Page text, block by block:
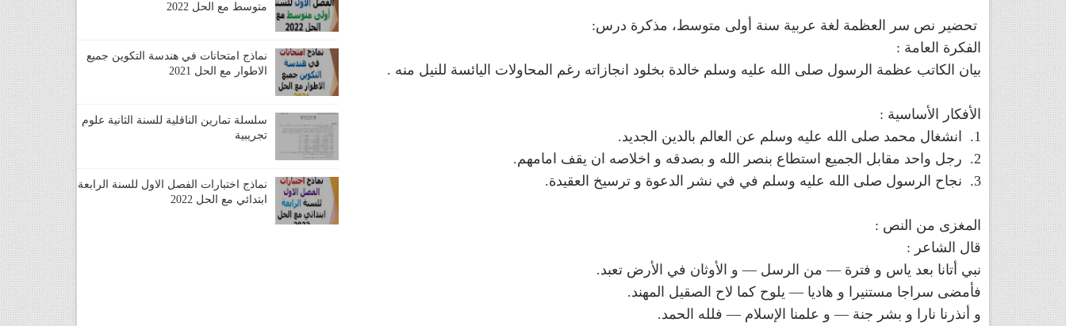
تحضير نص سر العظمة لغة عربية سنة أولى متوسط، مذكرة درس:
الفكرة العامة :
بيان الكاتب عظمة الرسول صلى الله عليه وسلم خالدة بخلود انجازاته رغم المحاولات اليائسة للنيل منه .
الأفكار الأساسية :
1. انشغال محمد صلى الله عليه وسلم عن العالم بالدين الجديد.
2. رجل واحد مقابل الجميع استطاع بنصر الله و بصدقه و اخلاصه ان يقف امامهم.
3. نجاح الرسول صلى الله عليه وسلم في في نشر الدعوة و ترسيخ العقيدة.
المغزى من النص :
قال الشاعر :
نبي أتانا بعد ياس و فترة — من الرسل — و الأوثان في الأرض تعبد.
فأمضى سراجا مستنيرا و هاديا — يلوح كما لاح الصقيل المهند.
و أنذرنا نارا و بشر جنة — و علمنا الإسلام — فلله الحمد.
متوسط مع الحل 2022
نماذج امتحانات في هندسة التكوين جميع
الاطوار مع الحل 2021
سلسلة تمارين الناقلية للسنة الثانية علوم
تجريبية
نماذج اختبارات الفصل الاول للسنة الرابعة
ابتدائي مع الحل 2022